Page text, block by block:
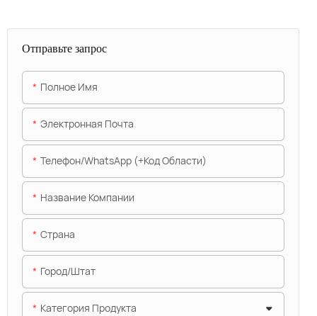
Отправьте запрос
Полное Имя
Электронная Почта
Телефон/WhatsApp (+код Области)
Название Компании
Страна
Город/штат
Категория Продукта